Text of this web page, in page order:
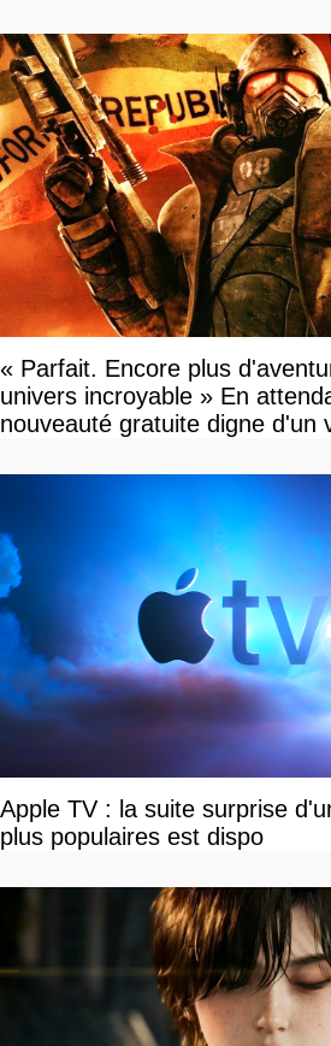
« Parfait. Encore plus
univers incroyable » En
nouveauté gratuite digne d'un
Apple TV : la suite surprise
plus populaires est dispo